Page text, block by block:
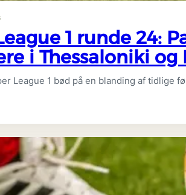
1 runde 24:
i Thessaloniki og
League 1 bød på en blanding af